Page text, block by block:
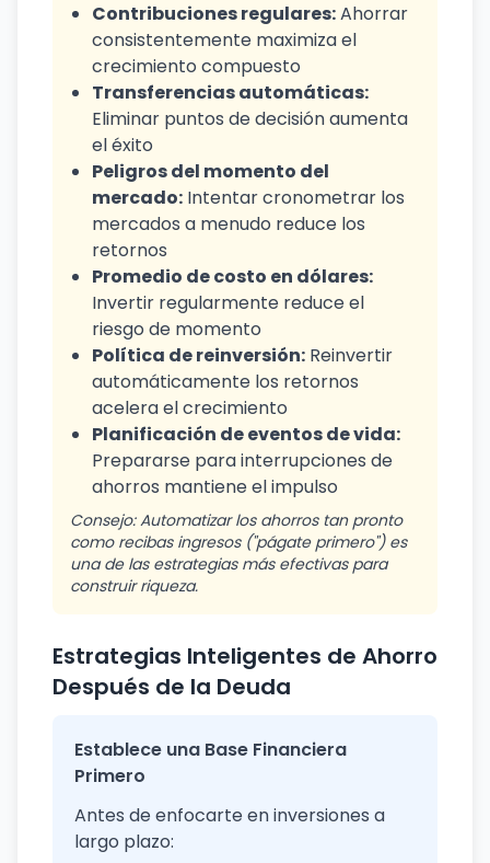
Contribuciones regulares:Ahorrar
consistentemente maximiza el
crecimiento compuesto
Transferencias automáticas:
Eliminar puntos de decisión aumenta
el éxito
Peligros del momento del
mercado: Intentar cronometrar los
mercados a menudo reduce los
retornos
Promedio de costo en dólares:
Invertir regularmente reduce el
riesgo de momento
Política de reinversión: Reinvertir
automáticamente los retornos
acelera el crecimiento
Planificación de eventos de vida:
Prepararse para interrupciones de
ahorros mantiene el impulso
Consejo: Automatizar los ahorros tan pronto
como recibas ingresos ("págate primero") es
una de las estrategias más efectivas para
construir riqueza.
Estrategias Inteligentes de Ahorro
Después de la Deuda
Establece una Base Financiera
Primero
Antes de enfocarte en inversiones a
largo plazo: